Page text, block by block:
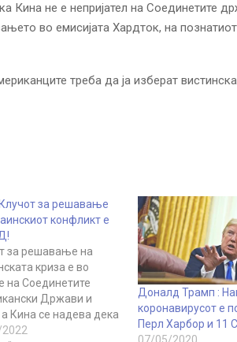
Кина не е непријател на Соединетите
во емисијата Хардток, на
треба да ја изберат
за решавање
конфликт е
за решавање на
криза е во
на Соединетите
Држави и
Кина се надева дека
Држави можат
Доналд Трамп :
коронавирусот е
Перл Харбор и 11